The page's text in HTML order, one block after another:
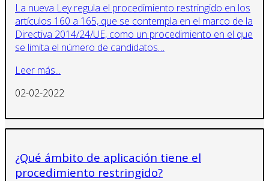
La nueva Ley regula el procedimiento restringido en los
artículos 160 a 165, que se contempla en el marco de la
Directiva 2014/24/UE, como un procedimiento en el que
se limita el número de candidatos…
Leer más...
02-02-2022
¿Qué ámbito de aplicación tiene el
procedimiento restringido?